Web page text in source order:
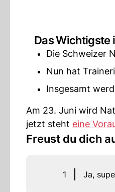
Das Wichtigste
Die Schweizer
Nun hat
Insgesamt
Am 23. Juni wird
jetzt steht eine
Freust du dich
1 Ja,